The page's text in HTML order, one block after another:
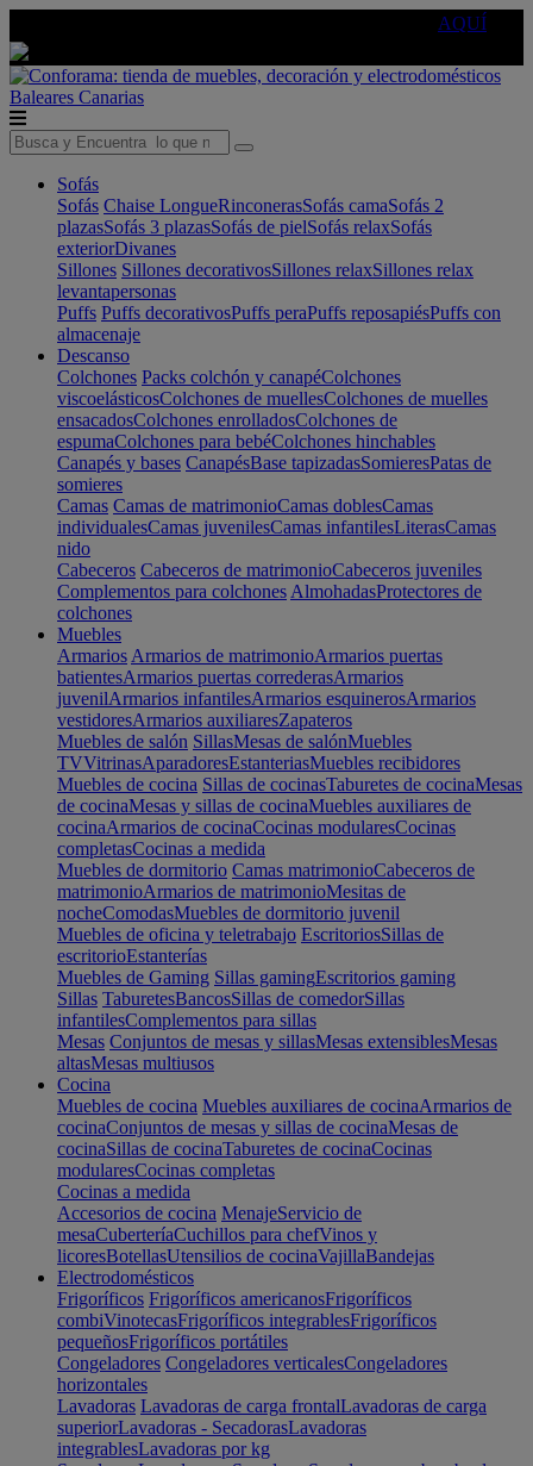
AQUÍ
Baleares Canarias
Sofás
Sofás Chaise LongueRinconerasSofás camaSofás 2
plazasSofás 3 plazasSofás de pielSofás relaxSofás
exteriorDivanes
Sillones Sillones decorativosSillones relaxSillones relax
levantapersonas
Puffs Puffs decorativosPuffs peraPuffs reposapiésPuffs con
almacenaje
Descanso
Colchones Packs colchón y canapéColchones
viscoelásticosColchones de muellesColchones de muelles
ensacadosColchones enrolladosColchones de
espumaColchones para bebéColchones hinchables
Canapés y bases CanapésBase tapizadasSomieresPatas de
somieres
Camas Camas de matrimonioCamas doblesCamas
individualesCamas juvenilesCamas infantilesLiterasCamas
nido
Cabeceros Cabeceros de matrimonioCabeceros juveniles
Complementos para colchones AlmohadasProtectores de
colchones
Muebles
Armarios Armarios de matrimonioArmarios puertas
batientesArmarios puertas correderasArmarios
juvenilArmarios infantilesArmarios esquinerosArmarios
vestidoresArmarios auxiliaresZapateros
Muebles de salón SillasMesas de salónMuebles
TVVitrinasAparadoresEstanteriasMuebles recibidores
Muebles de cocina Sillas de cocinasTaburetes de cocinaMesas
de cocinaMesas y sillas de cocinaMuebles auxiliares de
cocinaArmarios de cocinaCocinas modularesCocinas
completasCocinas a medida
Muebles de dormitorio Camas matrimonioCabeceros de
matrimonioArmarios de matrimonioMesitas de
nocheComodasMuebles de dormitorio juvenil
Muebles de oficina y teletrabajo EscritoriosSillas de
escritorioEstanterías
Muebles de Gaming Sillas gamingEscritorios gaming
Sillas TaburetesBancosSillas de comedorSillas
infantilesComplementos para sillas
Mesas Conjuntos de mesas y sillasMesas extensiblesMesas
altasMesas multiusos
Cocina
Muebles de cocina Muebles auxiliares de cocinaArmarios de
cocinaConjuntos de mesas y sillas de cocinaMesas de
cocinaSillas de cocinaTaburetes de cocinaCocinas
modularesCocinas completas
Cocinas a medida
Accesorios de cocina MenajeServicio de
mesaCuberteríaCuchillos para chefVinos y
licoresBotellasUtensilios de cocinaVajillaBandejas
Electrodomésticos
Frigoríficos Frigoríficos americanosFrigoríficos
combiVinotecasFrigoríficos integrablesFrigoríficos
pequeñosFrigoríficos portátiles
Congeladores Congeladores verticalesCongeladores
horizontales
Lavadoras Lavadoras de carga frontalLavadoras de carga
superiorLavadoras - SecadorasLavadoras
integrablesLavadoras por kg